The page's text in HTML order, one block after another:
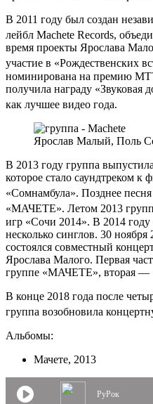
В 2011 году был создан
лейбл Machete Records,
время проекты Ярослава
участие в «Рождественских
номинирована на премию
получила награду «Звуковая
как лучшее видео года.
Ярослав Малый, Поль
В 2013 году группа
которое стало саундтреком
«Сомнамбула». Позднее
«МАЧЕТЕ». Летом 2013
игр «Сочи 2014». В 2014
несколько синглов. 30
состоялся совместный
Ярослава Малого. Первая
группе «МАЧЕТЕ», вторая
В конце 2018 года после
группа возобновила
Альбомы:
Мачете, 2013
РуРок